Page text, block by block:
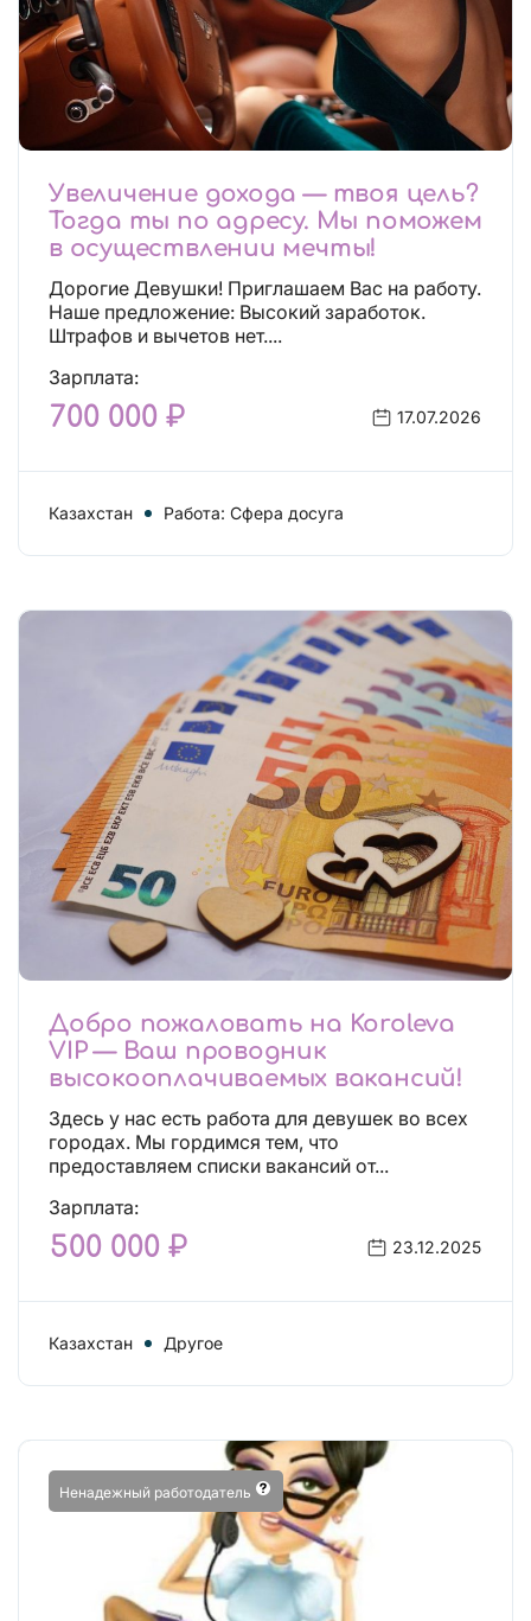
Увеличение дохода — твоя цель?
Тогда ты по адресу. Мы поможем
в осуществлении мечты!
Дорогие Девушки! Приглашаем Вас на работу.
Наше предложение: Высокий заработок.
Штрафов и вычетов нет....
Зарплата:
700 000 ₽ 17.07.2026
Казахстан Работа: Сфера досуга
Добро пожаловать на Koroleva
VIP — Ваш проводник
высокооплачиваемых вакансий!
Здесь у нас есть работа для девушек во всех
городах. Мы гордимся тем, что
предоставляем списки вакансий от...
Зарплата:
500 000 ₽ 23.12.2025
Казахстан Другое
Ненадежный работодатель